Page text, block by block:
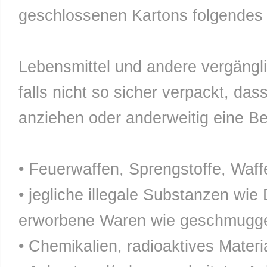
geschlossenen Kartons
Lebensmittel und andere
falls nicht so sicher verpackt,
anziehen oder anderweitig eine
• Feuerwaffen, Sprengstoffe,
• jegliche illegale Substanzen
erworbene Waren wie
• Chemikalien, radioaktives